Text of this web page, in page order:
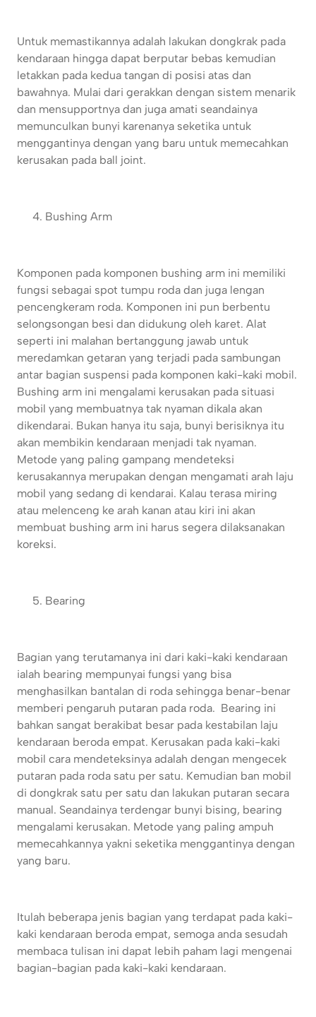
Untuk memastikannya adalah lakukan dongkrak pada
kendaraan hingga dapat berputar bebas kemudian
letakkan pada kedua tangan di posisi atas dan
bawahnya. Mulai dari gerakkan dengan sistem menarik
dan mensupportnya dan juga amati seandainya
memunculkan bunyi karenanya seketika untuk
menggantinya dengan yang baru untuk memecahkan
kerusakan pada ball joint.
Bushing Arm
Komponen pada komponen bushing arm ini memiliki
fungsi sebagai spot tumpu roda dan juga lengan
pencengkeram roda. Komponen ini pun berbentu
selongsongan besi dan didukung oleh karet. Alat
seperti ini malahan bertanggung jawab untuk
meredamkan getaran yang terjadi pada sambungan
antar bagian suspensi pada komponen kaki-kaki mobil.
Bushing arm ini mengalami kerusakan pada situasi
mobil yang membuatnya tak nyaman dikala akan
dikendarai. Bukan hanya itu saja, bunyi berisiknya itu
akan membikin kendaraan menjadi tak nyaman.
Metode yang paling gampang mendeteksi
kerusakannya merupakan dengan mengamati arah laju
mobil yang sedang di kendarai. Kalau terasa miring
atau melenceng ke arah kanan atau kiri ini akan
membuat bushing arm ini harus segera dilaksanakan
koreksi.
Bearing
Bagian yang terutamanya ini dari kaki-kaki kendaraan
ialah bearing mempunyai fungsi yang bisa
menghasilkan bantalan di roda sehingga benar-benar
memberi pengaruh putaran pada roda. Bearing ini
bahkan sangat berakibat besar pada kestabilan laju
kendaraan beroda empat. Kerusakan pada kaki-kaki
mobil cara mendeteksinya adalah dengan mengecek
putaran pada roda satu per satu. Kemudian ban mobil
di dongkrak satu per satu dan lakukan putaran secara
manual. Seandainya terdengar bunyi bising, bearing
mengalami kerusakan. Metode yang paling ampuh
memecahkannya yakni seketika menggantinya dengan
yang baru.
Itulah beberapa jenis bagian yang terdapat pada kaki-
kaki kendaraan beroda empat, semoga anda sesudah
membaca tulisan ini dapat lebih paham lagi mengenai
bagian-bagian pada kaki-kaki kendaraan.